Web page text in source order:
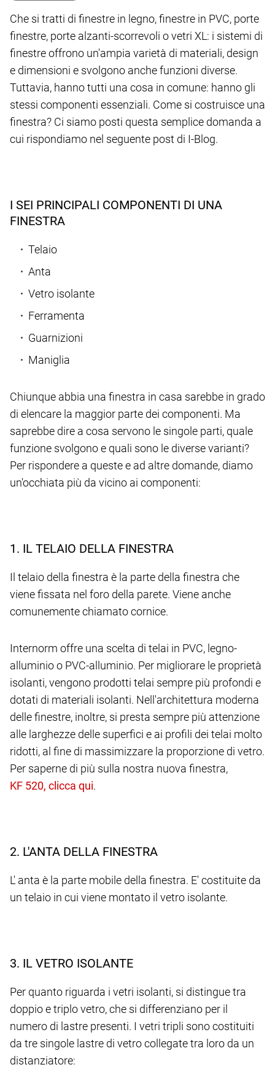
Che si tratti di finestre in legno, finestre in PVC, porte
finestre, porte alzanti-scorrevoli o vetri XL: i sistemi di
finestre offrono un'ampia varietà di materiali, design
e dimensioni e svolgono anche funzioni diverse.
Tuttavia, hanno tutti una cosa in comune: hanno gli
stessi componenti essenziali. Come si costruisce una
finestra? Ci siamo posti questa semplice domanda a
cui rispondiamo nel seguente post di I-Blog.
I SEI PRINCIPALI COMPONENTI DI UNA
FINESTRA
Telaio
Anta
Vetro isolante
Ferramenta
Guarnizioni
Maniglia
Chiunque abbia una finestra in casa sarebbe in grado
di elencare la maggior parte dei componenti. Ma
saprebbe dire a cosa servono le singole parti, quale
funzione svolgono e quali sono le diverse varianti?
Per rispondere a queste e ad altre domande, diamo
un'occhiata più da vicino ai componenti:
1. IL TELAIO DELLA FINESTRA
Il telaio della finestra è la parte della finestra che
viene fissata nel foro della parete. Viene anche
comunemente chiamato cornice.
Internorm offre una scelta di telai in PVC, legno-
alluminio o PVC-alluminio. Per migliorare le proprietà
isolanti, vengono prodotti telai sempre più profondi e
dotati di materiali isolanti. Nell'architettura moderna
delle finestre, inoltre, si presta sempre più attenzione
alle larghezze delle superfici e ai profili dei telai molto
ridotti, al fine di massimizzare la proporzione di vetro.
Per saperne di più sulla nostra nuova finestra,
.
2. L'ANTA DELLA FINESTRA
L' anta è la parte mobile della finestra. E' costituite da
un telaio in cui viene montato il vetro isolante.
3. IL VETRO ISOLANTE
Per quanto riguarda i vetri isolanti, si distingue tra
doppio e triplo vetro, che si differenziano per il
numero di lastre presenti. I vetri tripli sono costituiti
da tre singole lastre di vetro collegate tra loro da un
distanziatore: